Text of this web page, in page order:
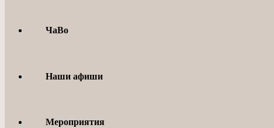
ЧаВо
Наши афиши
Мероприятия